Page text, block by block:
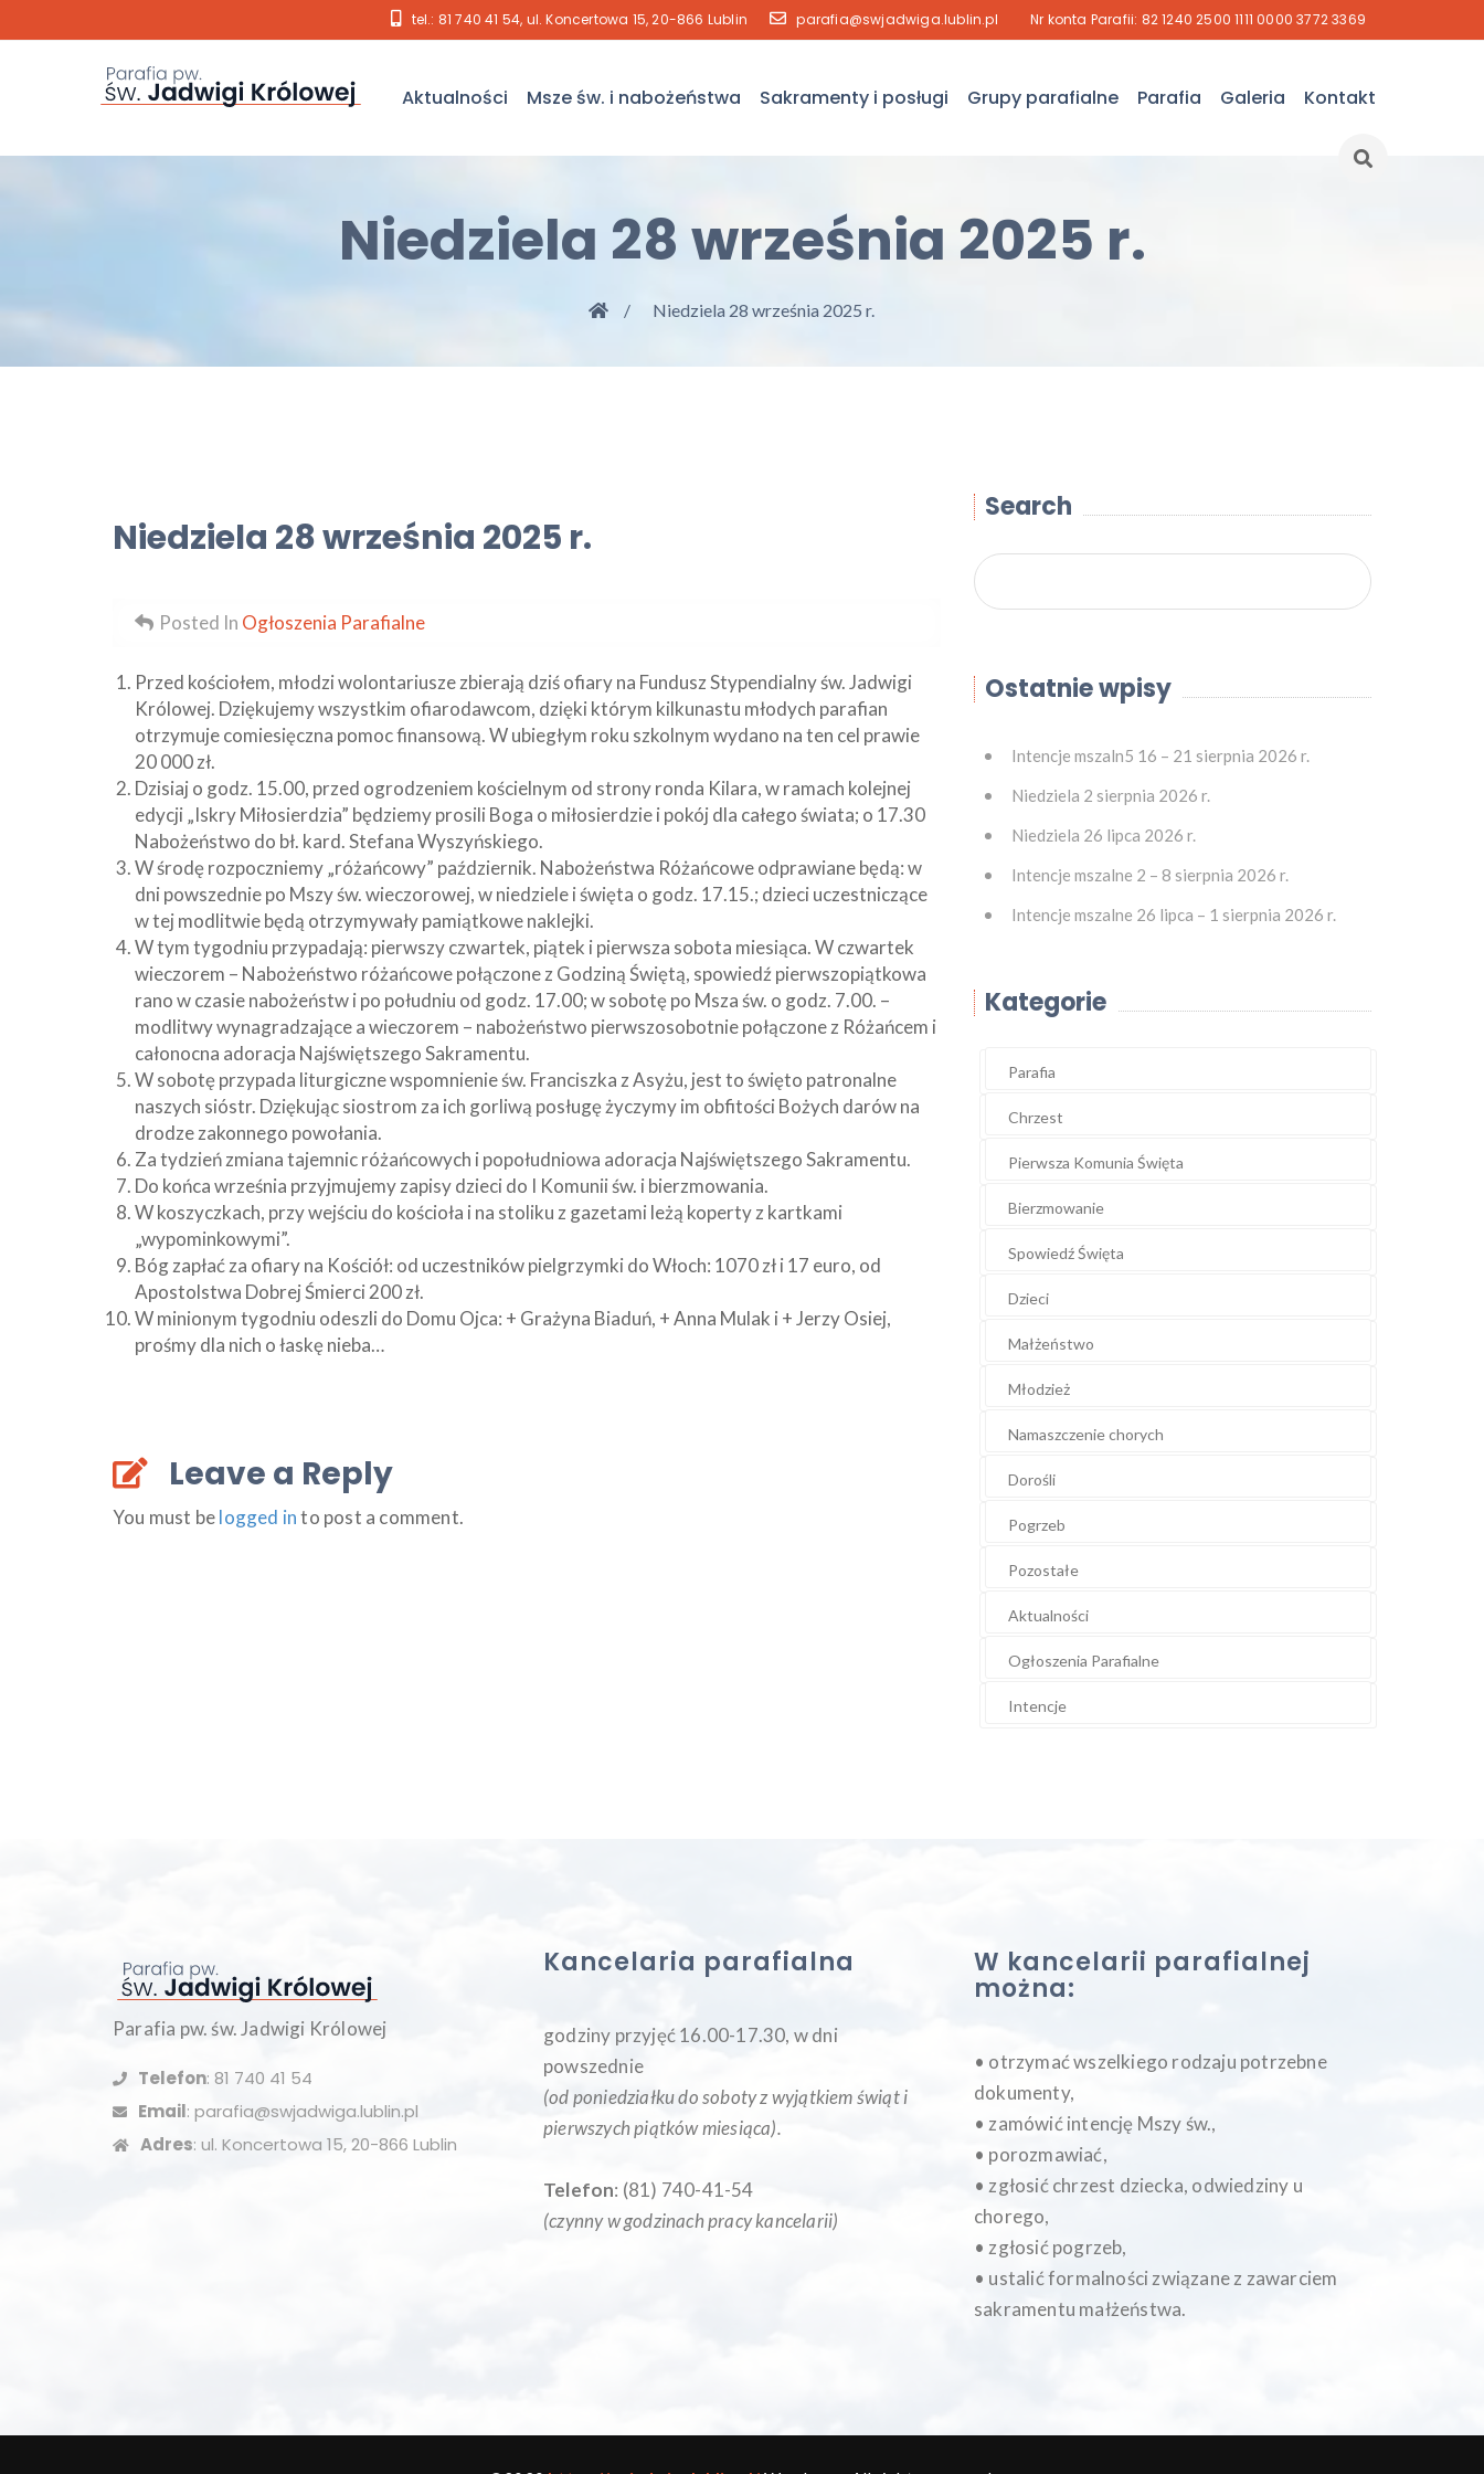
tel.: 81 740 41 54, ul. Koncertowa 15, 20-866 Lublin parafia@swjadwiga.lublin.pl Nr konta Parafii: 82 1240 2500 1111 0000 3772 3369
Aktualności Msze św. i nabożeństwa Sakramenty i posługi Grupy parafialne Parafia Galeria Kontakt
Niedziela 28 września 2025 r.
Niedziela 28 września 2025 r.
Niedziela 28 września 2025 r.
Posted In Ogłoszenia Parafialne
Przed kościołem, młodzi wolontariusze zbierają dziś ofiary na Fundusz Stypendialny św. Jadwigi
Królowej. Dziękujemy wszystkim ofiarodawcom, dzięki którym kilkunastu młodych parafian
otrzymuje comiesięczna pomoc finansową. W ubiegłym roku szkolnym wydano na ten cel prawie
20 000 zł.
Dzisiaj o godz. 15.00, przed ogrodzeniem kościelnym od strony ronda Kilara, w ramach kolejnej
edycji „Iskry Miłosierdzia” będziemy prosili Boga o miłosierdzie i pokój dla całego świata; o 17.30
Nabożeństwo do bł. kard. Stefana Wyszyńskiego.
W środę rozpoczniemy „różańcowy” październik. Nabożeństwa Różańcowe odprawiane będą: w
dni powszednie po Mszy św. wieczorowej, w niedziele i święta o godz. 17.15.; dzieci uczestniczące
w tej modlitwie będą otrzymywały pamiątkowe naklejki.
W tym tygodniu przypadają: pierwszy czwartek, piątek i pierwsza sobota miesiąca. W czwartek
wieczorem – Nabożeństwo różańcowe połączone z Godziną Świętą, spowiedź pierwszopiątkowa
rano w czasie nabożeństw i po południu od godz. 17.00; w sobotę po Msza św. o godz. 7.00. –
modlitwy wynagradzające a wieczorem – nabożeństwo pierwszosobotnie połączone z Różańcem i
całonocna adoracja Najświętszego Sakramentu.
W sobotę przypada liturgiczne wspomnienie św. Franciszka z Asyżu, jest to święto patronalne
naszych sióstr. Dziękując siostrom za ich gorliwą posługę życzymy im obfitości Bożych darów na
drodze zakonnego powołania.
Za tydzień zmiana tajemnic różańcowych i popołudniowa adoracja Najświętszego Sakramentu.
Do końca września przyjmujemy zapisy dzieci do I Komunii św. i bierzmowania.
W koszyczkach, przy wejściu do kościoła i na stoliku z gazetami leżą koperty z kartkami
„wypominkowymi”.
Bóg zapłać za ofiary na Kościół: od uczestników pielgrzymki do Włoch: 1070 zł i 17 euro, od
Apostolstwa Dobrej Śmierci 200 zł.
W minionym tygodniu odeszli do Domu Ojca: + Grażyna Biaduń, + Anna Mulak i + Jerzy Osiej,
prośmy dla nich o łaskę nieba…
Leave a Reply
You must belogged into post a comment.
Search
Ostatnie wpisy
Intencje mszaln5 16 – 21 sierpnia 2026 r.
Niedziela 2 sierpnia 2026 r.
Niedziela 26 lipca 2026 r.
Intencje mszalne 2 – 8 sierpnia 2026 r.
Intencje mszalne 26 lipca – 1 sierpnia 2026 r.
Kategorie
Parafia
Chrzest
Pierwsza Komunia Święta
Bierzmowanie
Spowiedź Święta
Dzieci
Małżeństwo
Młodzież
Namaszczenie chorych
Dorośli
Pogrzeb
Pozostałe
Aktualności
Ogłoszenia Parafialne
Intencje
Parafia pw. św. Jadwigi Królowej
Telefon: 81 740 41 54
Email: parafia@swjadwiga.lublin.pl
Adres: ul. Koncertowa 15, 20-866 Lublin
Kancelaria parafialna
godziny przyjęć 16.00-17.30, w dni
powszednie
(od poniedziałku do soboty z wyjątkiem świąt i
pierwszych piątków miesiąca).
Telefon: (81) 740-41-54
(czynny w godzinach pracy kancelarii)
W kancelarii parafialnej
można:
• otrzymać wszelkiego rodzaju potrzebne
dokumenty,
• zamówić intencję Mszy św.,
• porozmawiać,
• zgłosić chrzest dziecka, odwiedziny u
chorego,
• zgłosić pogrzeb,
• ustalić formalności związane z zawarciem
sakramentu małżeństwa.